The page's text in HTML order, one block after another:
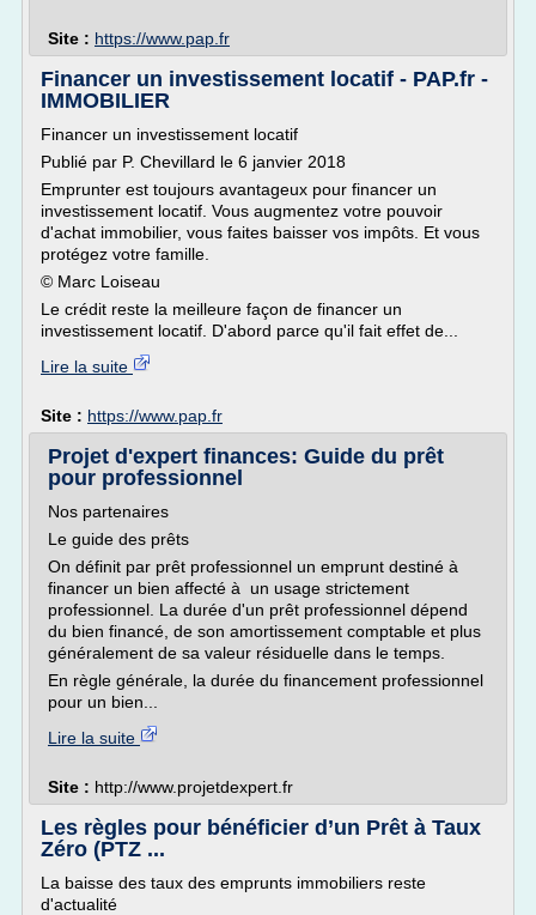
Site : https://www.pap.fr
Financer un investissement locatif - PAP.fr -
IMMOBILIER
Financer un investissement locatif
Publié par P. Chevillard le 6 janvier 2018
Emprunter est toujours avantageux pour financer un
investissement locatif. Vous augmentez votre pouvoir
d'achat immobilier, vous faites baisser vos impôts. Et vous
protégez votre famille.
© Marc Loiseau
Le crédit reste la meilleure façon de financer un
investissement locatif. D'abord parce qu'il fait effet de...
Lire la suite
Site : https://www.pap.fr
Projet d'expert finances: Guide du prêt
pour professionnel
Nos partenaires
Le guide des prêts
On définit par prêt professionnel un emprunt destiné à
financer un bien affecté à un usage strictement
professionnel. La durée d'un prêt professionnel dépend
du bien financé, de son amortissement comptable et plus
généralement de sa valeur résiduelle dans le temps.
En règle générale, la durée du financement professionnel
pour un bien...
Lire la suite
Site : http://www.projetdexpert.fr
Les règles pour bénéficier d’un Prêt à Taux
Zéro (PTZ ...
La baisse des taux des emprunts immobiliers reste
d'actualité